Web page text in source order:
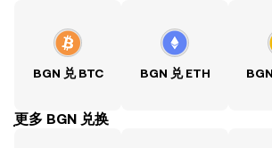
BGN 兑 BTC BGN 兑 ETH
ִִִִִִִִִִִִִִִִִִִִִִִִִִִִִִִִִִִִִִִִִִִִִִִִ更多 BGN 兑换